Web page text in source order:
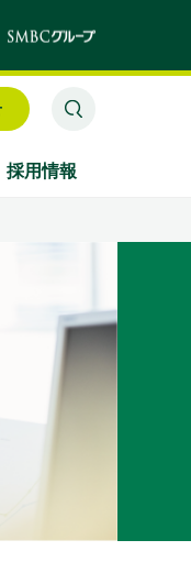
採用情報